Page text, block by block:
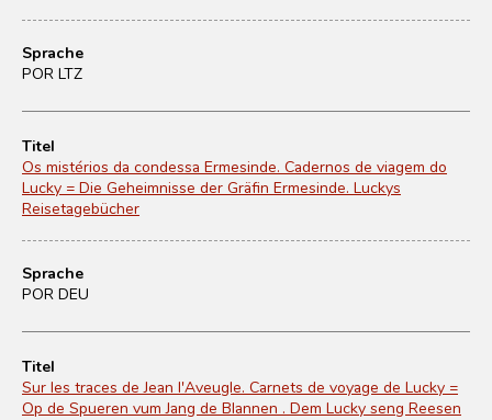
Sprache
POR LTZ
Titel
Os mistérios da condessa Ermesinde. Cadernos de viagem do
Lucky = Die Geheimnisse der Gräfin Ermesinde. Luckys
Reisetagebücher
Sprache
POR DEU
Titel
Sur les traces de Jean l'Aveugle. Carnets de voyage de Lucky =
Op de Spueren vum Jang de Blannen . Dem Lucky seng Reesen